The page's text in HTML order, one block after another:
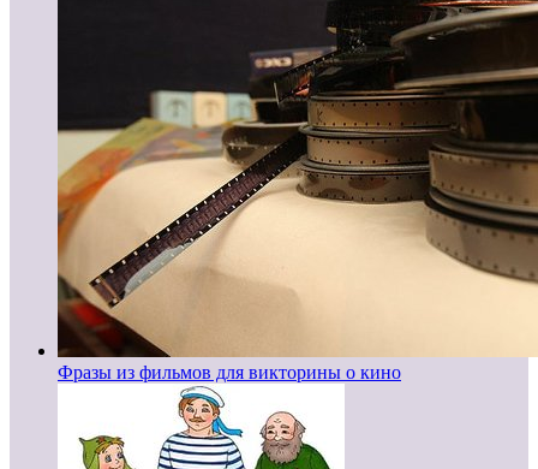
Фразы из фильмов для викторины о кино